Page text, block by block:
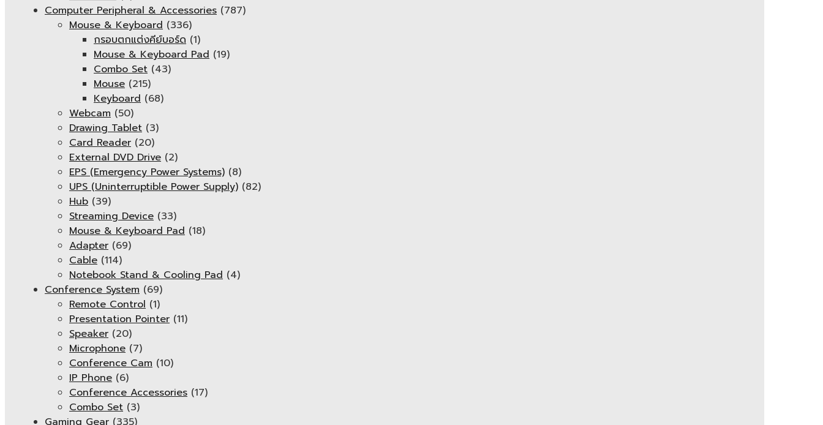
Computer Peripheral & Accessories (787)
Mouse & Keyboard (336)
กรอบตกแต่งคีย์บอร์ด (1)
Mouse & Keyboard Pad (19)
Combo Set (43)
Mouse (215)
Keyboard (68)
Webcam (50)
Drawing Tablet (3)
Card Reader (20)
External DVD Drive (2)
EPS (Emergency Power Systems) (8)
UPS (Uninterruptible Power Supply) (82)
Hub (39)
Streaming Device (33)
Mouse & Keyboard Pad (18)
Adapter (69)
Cable (114)
Notebook Stand & Cooling Pad (4)
Conference System (69)
Remote Control (1)
Presentation Pointer (11)
Speaker (20)
Microphone (7)
Conference Cam (10)
IP Phone (6)
Conference Accessories (17)
Combo Set (3)
Gaming Gear (335)